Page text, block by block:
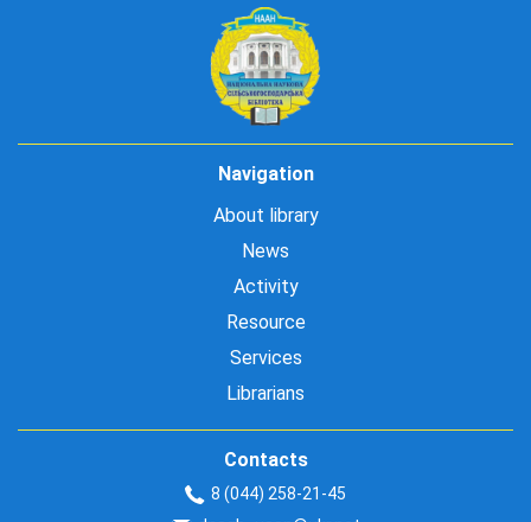
Navigation
About library
News
Activity
Resource
Services
Librarians
Contacts
8 (044) 258-21-45